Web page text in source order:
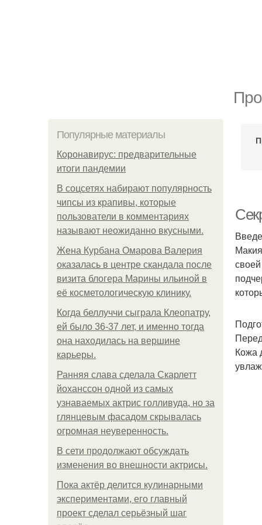
Популярные материалы
Коронавирус: предварительные
итоги пандемии
В соцсетях набирают популярность
чипсы из крапивы, которые
пользователи в комментариях
называют неожиданно вкусными.
Жена Курбана Омарова Валерия
оказалась в центре скандала после
визита блогера Марины ильиной в
её косметологическую клинику.
Когда беллуччи сыграла Клеопатру,
ей было 36-37 лет, и именно тогда
она находилась на вершине
карьеры.
Ранняя слава сделала Скарлетт
йоханссон одной из самых
узнаваемых актрис голливуда, но за
глянцевым фасадом скрывалась
огромная неуверенность.
В сети продолжают обсуждать
изменения во внешности актрисы.
Пока актёр делится кулинарными
экспериментами, его главный
проект сделал серьёзный шаг
Кожа